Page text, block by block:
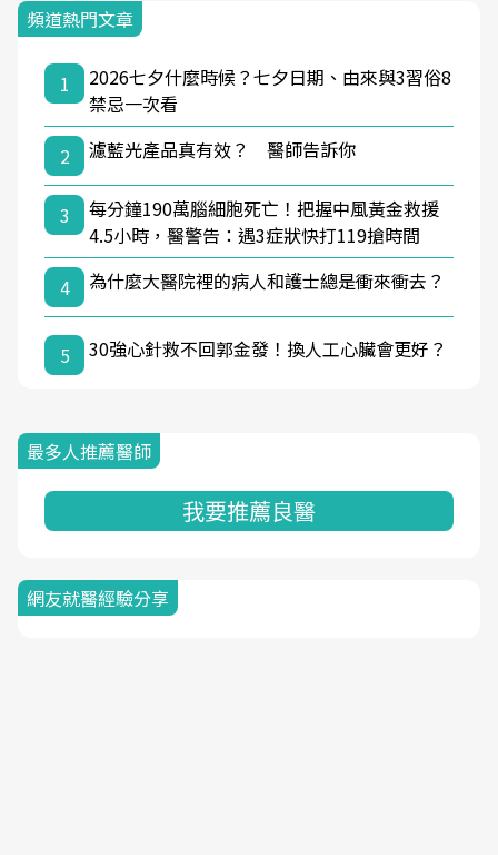
頻道熱門文章
1
2026七夕什麼時候？七夕日期、由來與3習俗8
禁忌一次看
2
濾藍光產品真有效？ 醫師告訴你
3
每分鐘190萬腦細胞死亡！把握中風黃金救援
4.5小時，醫警告：遇3症狀快打119搶時間
4
為什麼大醫院裡的病人和護士總是衝來衝去？
5 30強心針救不回郭金發！換人工心臟會更好？
最多人推薦醫師
我要推薦良醫
網友就醫經驗分享